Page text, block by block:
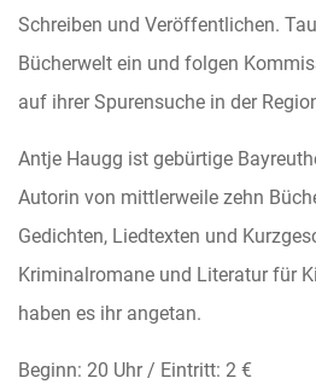
Schreiben und Veröffentlichen.
Bücherwelt ein und folgen
auf ihrer Spurensuche in der
Antje Haugg ist gebürtige
Autorin von mittlerweile zehn
Gedichten, Liedtexten und
Kriminalromane und Literatur für
haben es ihr angetan.
Beginn: 20 Uhr / Eintritt: 2 €